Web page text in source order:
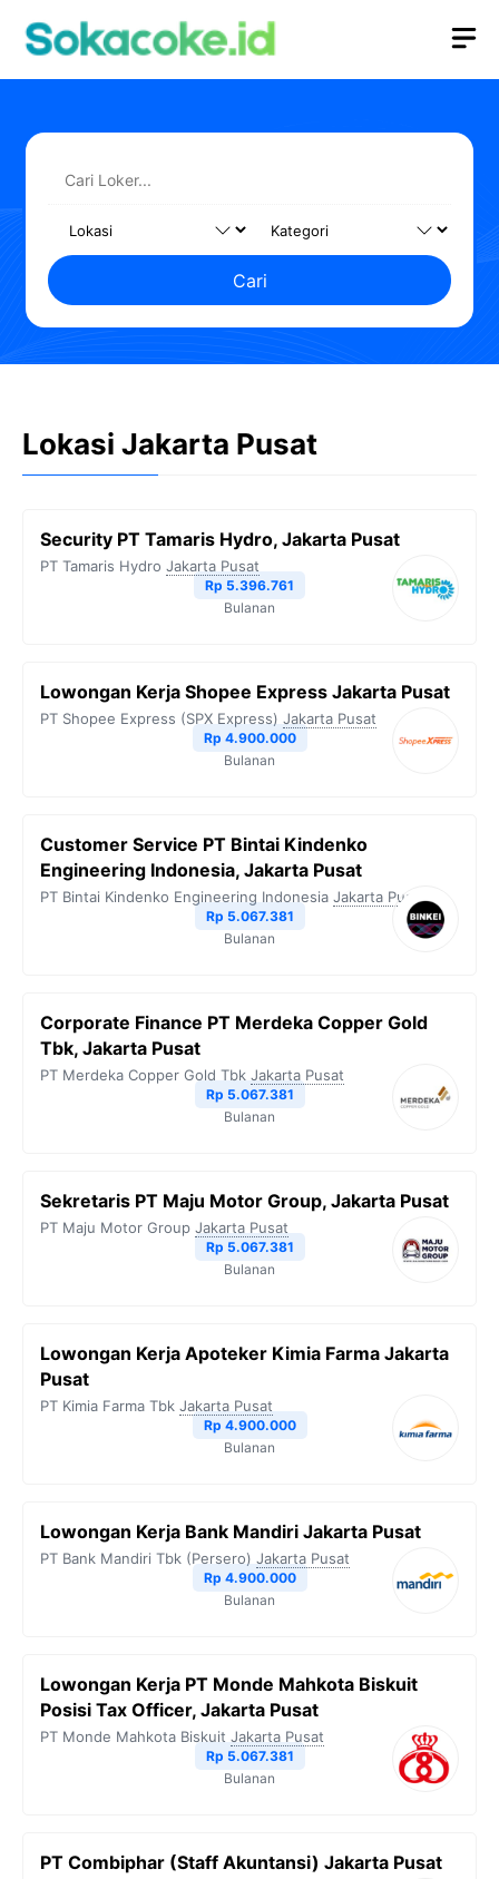
Cari
Lokasi Jakarta Pusat
Security PT Tamaris Hydro, Jakarta Pusat
PT Tamaris Hydro Jakarta Pusat
Rp 5.396.761
Bulanan
Lowongan Kerja Shopee Express Jakarta Pusat
PT Shopee Express (SPX Express) Jakarta Pusat
Rp 4.900.000
Bulanan
Customer Service PT Bintai Kindenko
Engineering Indonesia, Jakarta Pusat
PT Bintai Kindenko Engineering Indonesia Jakarta Pusat
Rp 5.067.381
Bulanan
Corporate Finance PT Merdeka Copper Gold
Tbk, Jakarta Pusat
PT Merdeka Copper Gold Tbk Jakarta Pusat
Rp 5.067.381
Bulanan
Sekretaris PT Maju Motor Group, Jakarta Pusat
PT Maju Motor Group Jakarta Pusat
Rp 5.067.381
Bulanan
Lowongan Kerja Apoteker Kimia Farma Jakarta
Pusat
PT Kimia Farma Tbk Jakarta Pusat
Rp 4.900.000
Bulanan
Lowongan Kerja Bank Mandiri Jakarta Pusat
PT Bank Mandiri Tbk (Persero) Jakarta Pusat
Rp 4.900.000
Bulanan
Lowongan Kerja PT Monde Mahkota Biskuit
Posisi Tax Officer, Jakarta Pusat
PT Monde Mahkota Biskuit Jakarta Pusat
Rp 5.067.381
Bulanan
PT Combiphar (Staff Akuntansi) Jakarta Pusat